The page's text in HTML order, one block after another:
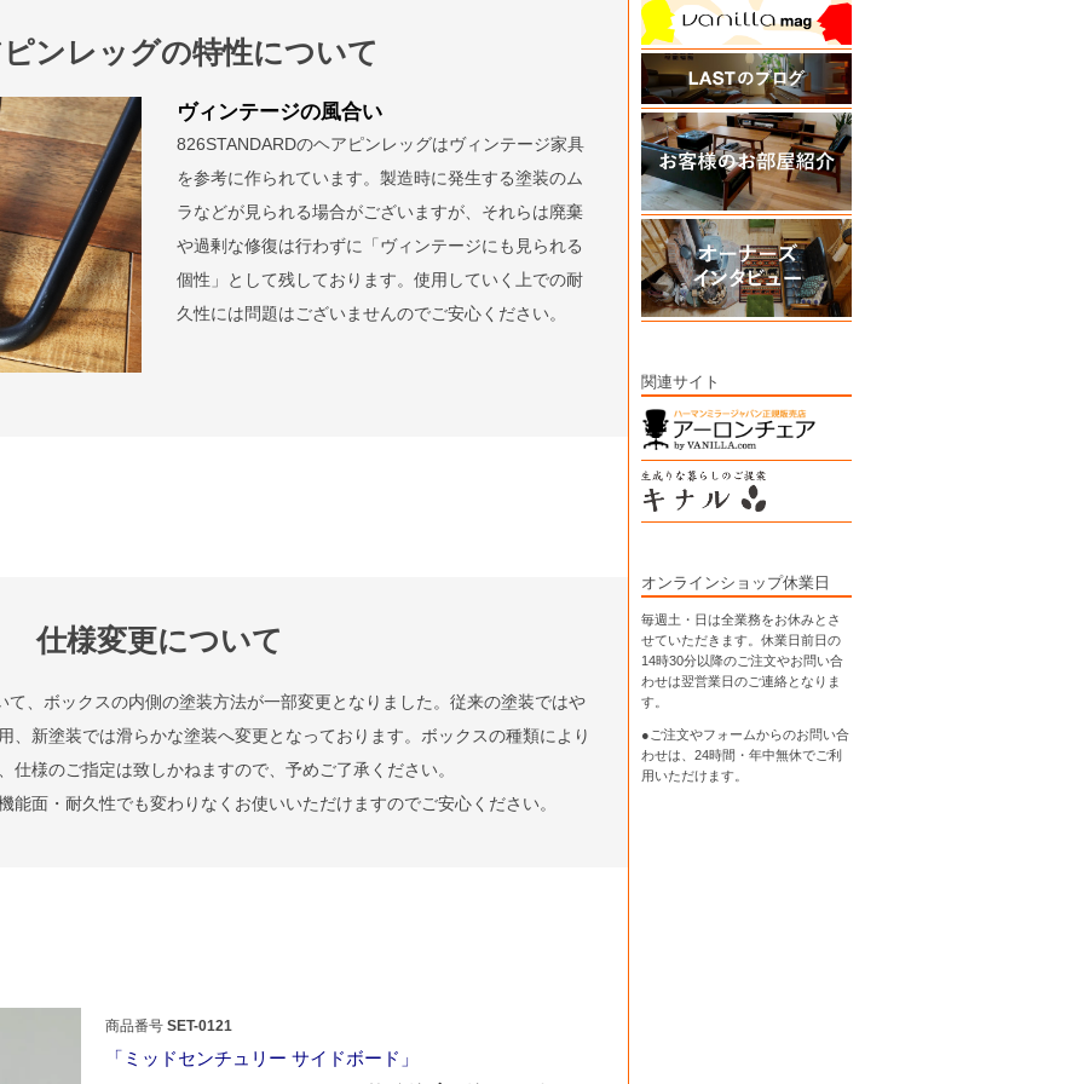
ンレッグの特性について
ヴィンテージの風合い
826STANDARDのヘアピンレッグはヴィンテージ家具
を参考に作られています。製造時に発生する塗装のム
ラなどが見られる場合がございますが、それらは廃棄
や過剰な修復は行わずに「ヴィンテージにも見られる
個性」として残しております。使用していく上での耐
久性には問題はございませんのでご安心ください。
仕様変更について
て、ボックスの内側の塗装方法が一部変更となりました。従来の塗装ではや
、新塗装では滑らかな塗装へ変更となっております。ボックスの種類により
仕様のご指定は致しかねますので、予めご了承ください。
能面・耐久性でも変わりなくお使いいただけますのでご安心ください。
商品番号 SET-0121
ミッドセンチュリー サイドボード
関連サイト
オンラインショップ休業日
毎週土・日は全業務をお休みとさ
せていただきます。休業日前日の
14時30分以降のご注文やお問い合
わせは翌営業日のご連絡となりま
す。
●ご注文やフォームからのお問い合
わせは、 24時間・年中無休でご利
用いただけます。